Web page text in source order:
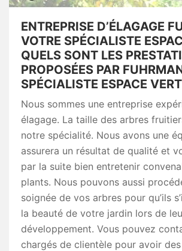
ENTREPRISE D’ÉLAGAGE
VOTRE SPÉCIALISTE
QUELS SONT LES
PROPOSÉES PAR
SPÉCIALISTE ESPACE
Nous sommes une entreprise
élagage. La taille des arbres
notre spécialité. Nous avons une
assurera un résultat de qualité et
par la suite bien entretenir
plants. Nous pouvons aussi
soignée de vos arbres pour qu’ils
la beauté de votre jardin lors de
développement. Vous pouvez
chargés de clientèle pour avoir des